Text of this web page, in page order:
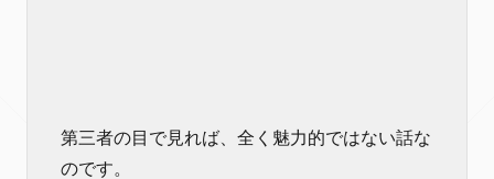
第三者の目で見れば、全く魅力的ではない話な
のです。